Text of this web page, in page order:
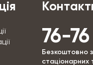
76-76
Безкоштовно
стаціонарних